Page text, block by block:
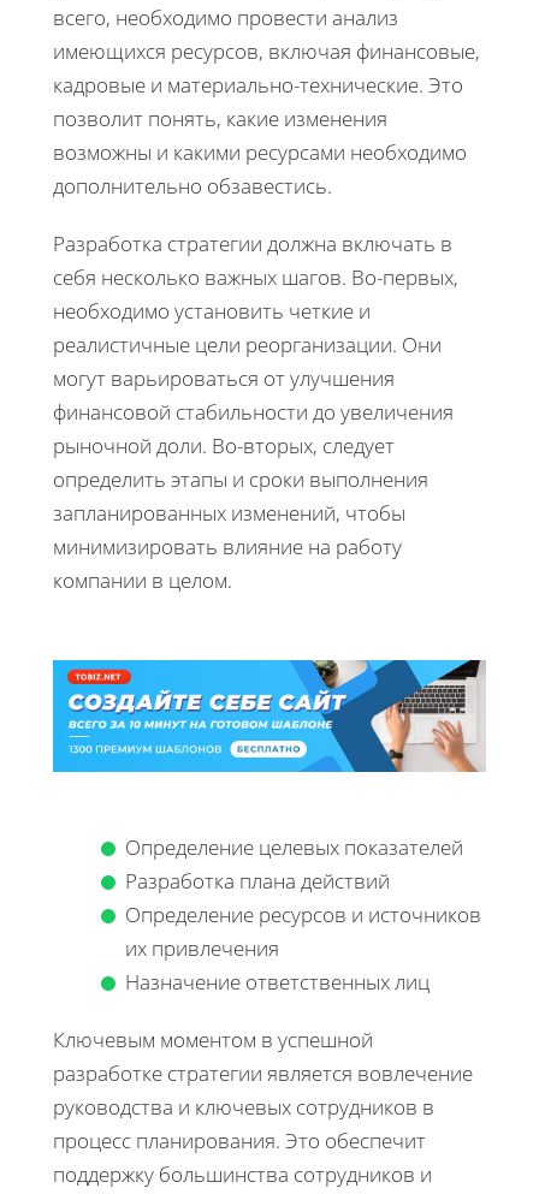
всего, необходимо провести анализ
имеющихся ресурсов, включая финансовые,
кадровые и материально-технические. Это
позволит понять, какие изменения
возможны и какими ресурсами необходимо
дополнительно обзавестись.
Разработка стратегии должна включать в
себя несколько важных шагов. Во-первых,
необходимо установить четкие и
реалистичные цели реорганизации. Они
могут варьироваться от улучшения
финансовой стабильности до увеличения
рыночной доли. Во-вторых, следует
определить этапы и сроки выполнения
запланированных изменений, чтобы
минимизировать влияние на работу
компании в целом.
Определение целевых показателей
Разработка плана действий
Определение ресурсов и источников
их привлечения
Назначение ответственных лиц
Ключевым моментом в успешной
разработке стратегии является вовлечение
руководства и ключевых сотрудников в
процесс планирования. Это обеспечит
поддержку большинства сотрудников и